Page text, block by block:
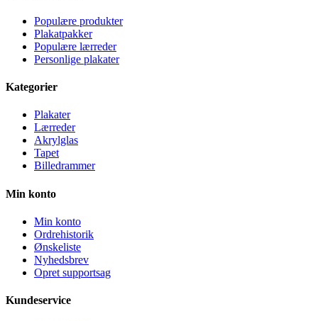
Populære produkter
Plakatpakker
Populære lærreder
Personlige plakater
Kategorier
Plakater
Lærreder
Akrylglas
Tapet
Billedrammer
Min konto
Min konto
Ordrehistorik
Ønskeliste
Nyhedsbrev
Opret supportsag
Kundeservice